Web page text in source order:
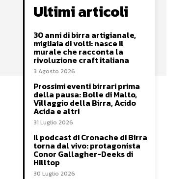
Ultimi articoli
30 anni di birra artigianale,
migliaia di volti: nasce il
murale che racconta la
rivoluzione craft italiana
3 Agosto 2026
Prossimi eventi birrari prima
della pausa: Bolle di Malto,
Villaggio della Birra, Acido
Acida e altri
31 Luglio 2026
Il podcast di Cronache di Birra
torna dal vivo: protagonista
Conor Gallagher-Deeks di
Hilltop
30 Luglio 2026